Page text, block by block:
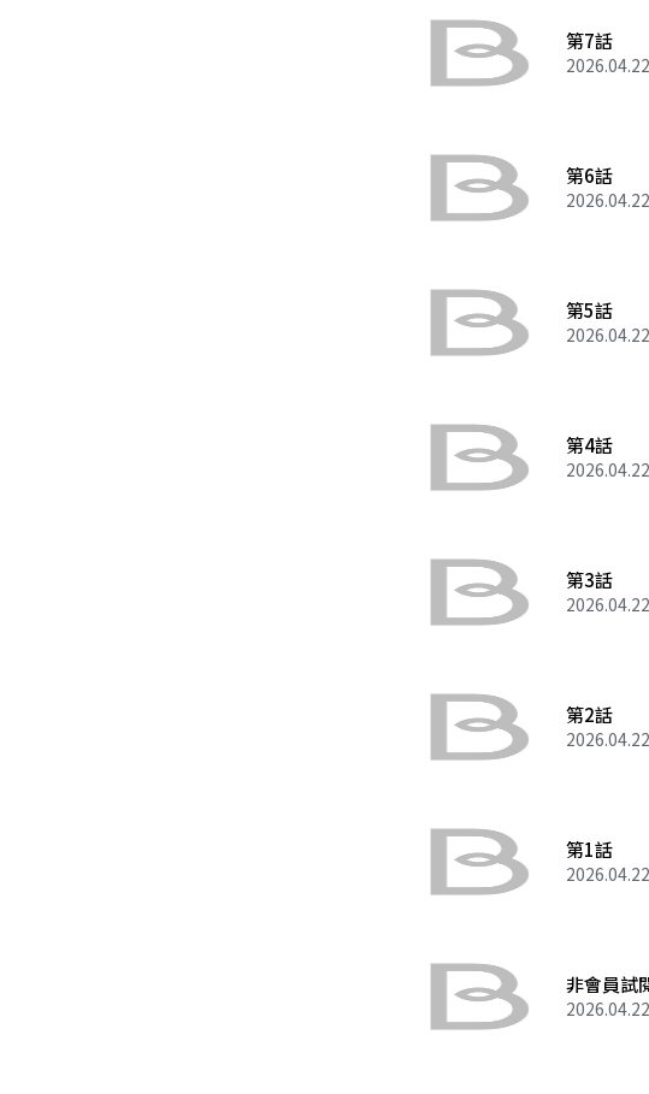
第7話
2026.04.22
第6話
2026.04.22
第5話
2026.04.22
第4話
2026.04.22
第3話
2026.04.22
第2話
2026.04.22
第1話
2026.04.22
非會員試
2026.04.22